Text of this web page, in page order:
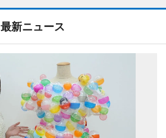
最新ニュース